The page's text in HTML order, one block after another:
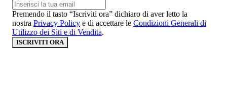
Premendo il tasto “Iscriviti ora” dichiaro di aver letto la
nostra Privacy Policy e di accettare le Condizioni Generali di
Utilizzo dei Siti e di Vendita.
ISCRIVITI ORA